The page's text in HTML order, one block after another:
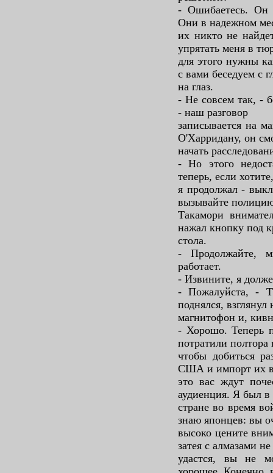
- Ошибаетесь. Он
Они в надежном
их никто не
упрятать меня в
для этого нужны
с вами беседуем с
на глаз.
- Не совсем так, -
- наш разговор
записывается на
О'Харридану, он
начать
- Но этого
теперь, если
я продолжал -
вызывайте
Такамори
нажал кнопку под
стола.
- Продолжайте,
работает.
- Извините, я
- Пожалуйста, -
поднялся, взглянул
магнитофон и,
- Хорошо. Теперь
потратили полтора
чтобы добиться
США и импорт их
это вас ждут
аудиенция. Я был
стране во время
знаю японцев: вы
высоко цените
затея с алмазами не
удастся, вы не